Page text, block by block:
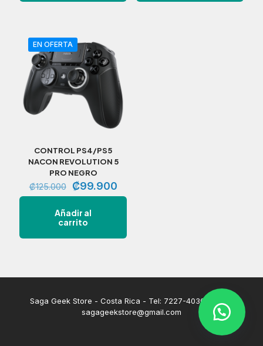
EN OFERTA
CONTROL PS4/PS5
NACON REVOLUTION 5
PRO NEGRO
₡125.000
El
precio
original
era:
₡99.900El
precio
Añadir al
carrito
Saga Geek Store - Costa Rica - Tel: 7227-4030 | Email:
sagageekstore@gmail.com